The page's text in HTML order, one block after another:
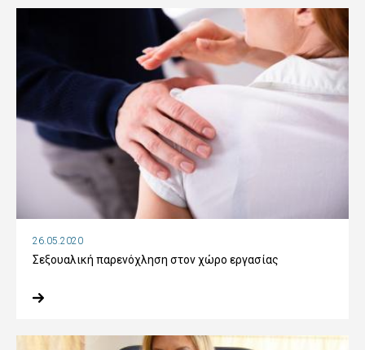
26.05.2020
Σεξουαλική παρενόχληση στον χώρο εργασίας